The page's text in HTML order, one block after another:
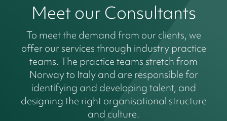
Meet our Consultants
To meet the demand from our clients, we
offer our services through industry practice
teams. The practice teams stretch from
Norway to Italy and are responsible for
identifying and developing talent, and
designing the right organisational structure
and culture.